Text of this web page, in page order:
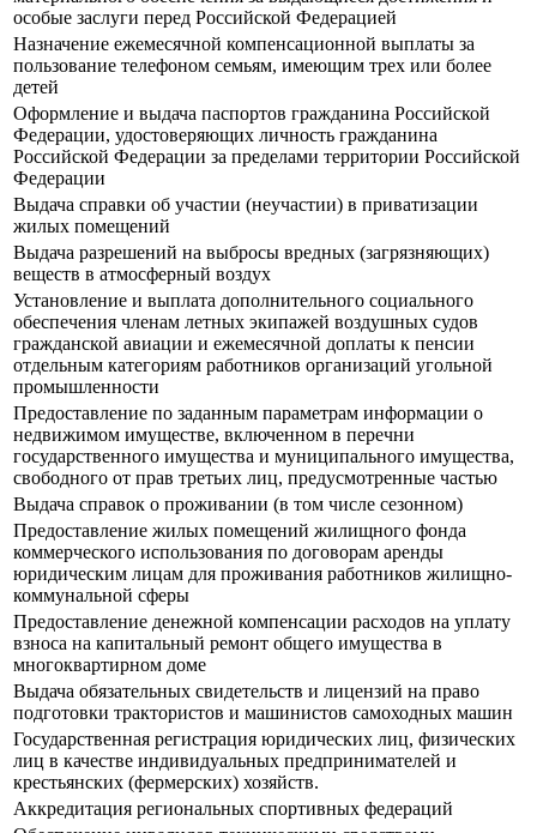
особые заслуги перед Российской Федерацией
Назначение ежемесячной компенсационной выплаты за
пользование телефоном семьям, имеющим трех или более
детей
Оформление и выдача паспортов гражданина Российской
Федерации, удостоверяющих личность гражданина
Российской Федерации за пределами территории Российской
Федерации
Выдача справки об участии (неучастии) в приватизации
жилых помещений
Выдача разрешений на выбросы вредных (загрязняющих)
веществ в атмосферный воздух
Установление и выплата дополнительного социального
обеспечения членам летных экипажей воздушных судов
гражданской авиации и ежемесячной доплаты к пенсии
отдельным категориям работников организаций угольной
промышленности
Предоставление по заданным параметрам информации о
недвижимом имуществе, включенном в перечни
государственного имущества и муниципального имущества,
свободного от прав третьих лиц, предусмотренные частью
Выдача справок о проживании (в том числе сезонном)
Предоставление жилых помещений жилищного фонда
коммерческого использования по договорам аренды
юридическим лицам для проживания работников жилищно-
коммунальной сферы
Предоставление денежной компенсации расходов на уплату
взноса на капитальный ремонт общего имущества в
многоквартирном доме
Выдача обязательных свидетельств и лицензий на право
подготовки трактористов и машинистов самоходных машин
Государственная регистрация юридических лиц, физических
лиц в качестве индивидуальных предпринимателей и
крестьянских (фермерских) хозяйств.
Аккредитация региональных спортивных федераций